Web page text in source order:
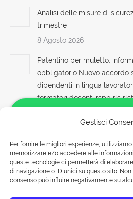
Gestisci
Per fornire le migliori esperienze,
memorizzare e/o accedere alle
queste tecnologie ci permetterà di
di navigazione o ID unici su questo sito.
consenso può influire negativamente su
Analisi delle misure di
trimestre
8 Agosto 2026
Patentino per muletto:
obbligatorio Nuovo accordo
dipendenti in lingua
formatori docenti rspp rls
associarsi associare
formazione ente scuola
8 Agosto 2026
Corso di Sicurezza sul
Salve!
Come possiamo aiutarti?
Rispondiamo nei seguenti